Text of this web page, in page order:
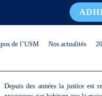
de l’USM Nos actualités
Depuis des années la justice est